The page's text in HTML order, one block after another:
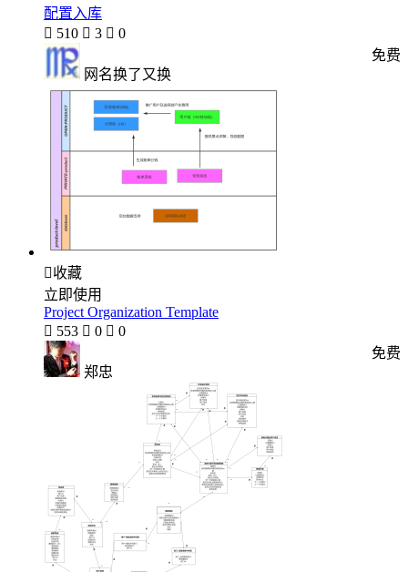
配置入库
 510  3  0
网名换了又换
免费
收藏
立即使用
Project Organization Template
 553  0  0
郑忠
免费